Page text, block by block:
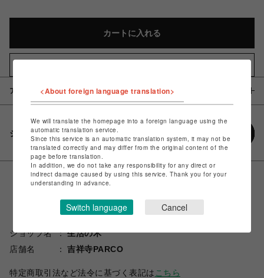
カートに入れる
アイテム説明 / 素材
シェアする
ショップ名
生活の木
店舗名
吉祥寺PARCO
特定商取引法など法令に基づく表記は こちら
<About foreign language translation>
We will translate the homepage into a foreign language using the
automatic translation service.
Since this service is an automatic translation system, it may not be
translated correctly and may differ from the original content of the
page before translation.
In addition, we do not take any responsibility for any direct or
indirect damage caused by using this service. Thank you for your
understanding in advance.
Switch language Cancel